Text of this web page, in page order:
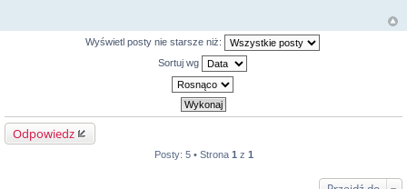
Wyświetl posty nie starsze niż:
Sortuj wg
Odpowiedz
Posty: 5 • Strona 1 z 1